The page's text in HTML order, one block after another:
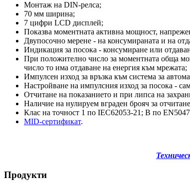
Монтаж на DIN-релса;
70 мм ширина;
7 цифри LCD дисплей;
Показва моментната активна мощност,
Двупосочно мерене - на консумираната и на
Индикация за посока - консумиране или
При положително число за моментната обща
число то има отдаване на енергия към мрежата;
Импулсен изход за връзка към система за
Настройване на импулсния изход за посока -
Отчитане на показанието и при липса на
Наличие на нулируем вграден брояч за
Клас на точност 1 по IEC62053-21; B по
MID-сертификат.
Продукти